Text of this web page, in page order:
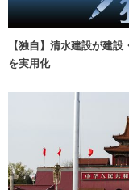
【独自】清水建設が建
を実用化